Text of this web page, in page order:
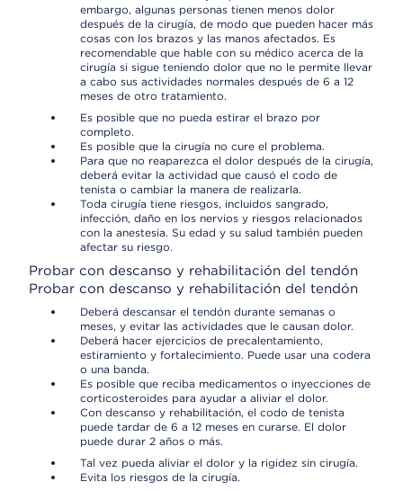
embargo, algunas personas tienen menos dolor
después de la cirugía, de modo que pueden hacer más
cosas con los brazos y las manos afectados. Es
recomendable que hable con su médico acerca de la
cirugía si sigue teniendo dolor que no le permite llevar
a cabo sus actividades normales después de 6 a 12
meses de otro tratamiento.
Es posible que no pueda estirar el brazo por
completo.
Es posible que la cirugía no cure el problema.
Para que no reaparezca el dolor después de la cirugía,
deberá evitar la actividad que causó el codo de
tenista o cambiar la manera de realizarla.
Toda cirugía tiene riesgos, incluidos sangrado,
infección, daño en los nervios y riesgos relacionados
con la anestesia. Su edad y su salud también pueden
afectar su riesgo.
Probar con descanso y rehabilitación del tendón
Probar con descanso y rehabilitación del tendón
Deberá descansar el tendón durante semanas o
meses, y evitar las actividades que le causan dolor.
Deberá hacer ejercicios de precalentamiento,
estiramiento y fortalecimiento. Puede usar una codera
o una banda.
Es posible que reciba medicamentos o inyecciones de
corticosteroides para ayudar a aliviar el dolor.
Con descanso y rehabilitación, el codo de tenista
puede tardar de 6 a 12 meses en curarse. El dolor
puede durar 2 años o más.
Tal vez pueda aliviar el dolor y la rigidez sin cirugía.
Evita los riesgos de la cirugía.